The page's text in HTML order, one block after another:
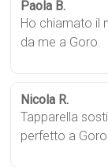
Paola B.
Ho chiamato il
da me a Goro.
Nicola R.
Tapparella
perfetto a